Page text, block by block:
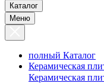
Каталог
Меню
полный Каталог
Керамическая
Керамическая